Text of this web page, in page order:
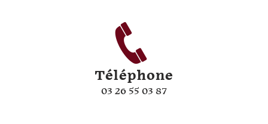
Téléphone
03 26 55 03 87